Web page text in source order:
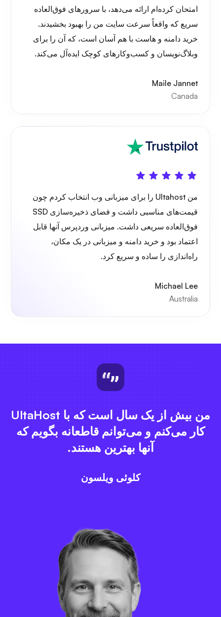
امتحان کرده‌ام ارائه می‌دهد، با سرورهای فوق‌العاده
سریع که واقعاً سرعت سایت من را بهبود بخشیدند.
خرید دامنه و هاست با هم آسان است، که آن را برای
وبلاگ‌نویسان و کسب‌وکارهای کوچک ایده‌آل می‌کند.
Maile Jannet
Canada
من Ultahost را برای میزبانی وب انتخاب کردم چون
قیمت‌های مناسبی داشت و فضای ذخیره‌سازی SSD
فوق‌العاده سریعی داشت. میزبانی وردپرس آنها قابل
اعتماد بود و خرید دامنه و میزبانی در یک مکان،
راه‌اندازی را ساده و سریع کرد.
Michael Lee
Australia
من بیش از یک سال است که با UltaHost
کار می‌کنم و می‌توانم قاطعانه بگویم که
آنها بهترین هستند.
کلوئی ویلسون